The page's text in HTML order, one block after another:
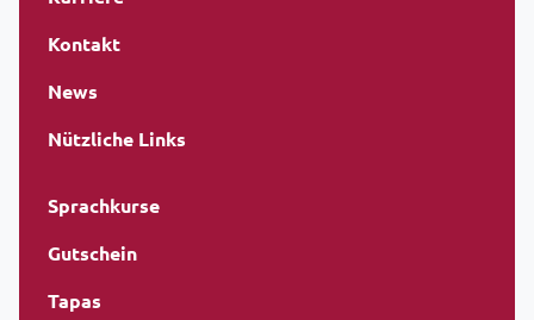
Kontakt
News
Nützliche Links
Sprachkurse
Gutschein
Tapas